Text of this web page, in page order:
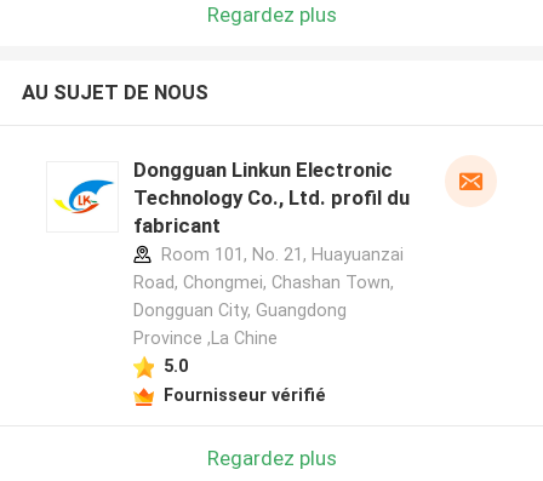
Regardez plus
AU SUJET DE NOUS
Dongguan Linkun Electronic
Technology Co., Ltd. profil du
fabricant
Room 101, No. 21, Huayuanzai
Road, Chongmei, Chashan Town,
Dongguan City, Guangdong
Province ,La Chine
5.0
Fournisseur vérifié
Regardez plus